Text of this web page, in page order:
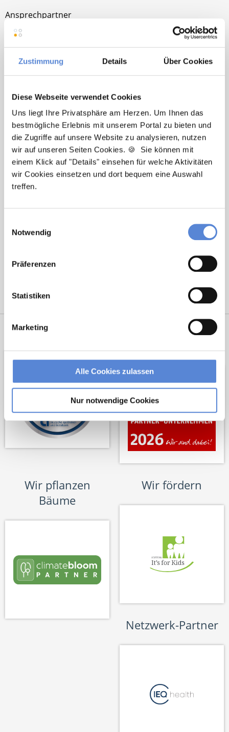
Zustimmung Details Über Cookies
Diese Webseite verwendet Cookies
Uns liegt Ihre Privatsphäre am Herzen. Um Ihnen das
bestmögliche Erlebnis mit unserem Portal zu bieten und
die Zugriffe auf unsere Website zu analysieren, nutzen
wir auf unseren Seiten Cookies. 🍪 Sie können mit
einem Klick auf "Details" einsehen für welche Aktivitäten
wir Cookies einsetzen und dort bequem eine Auswahl
treffen.
Notwendig
Präferenzen
Statistiken
Marketing
Alle Cookies zulassen
Nur notwendige Cookies
Ansprechpartner
Egal ob Berufsstart oder berufliche Veränderung –
ich begleite Sie auf dem Weg zu Ihrer neuen Stelle in
einer Hausarztpraxis. Kontaktieren Sie mich bei
Fragen jederzeit gerne!
Jetzt zur kostenlosen Stellenanfrage
Kontakt
Tel.: +49 (0) 521 / 911 730 33
Fax: +49 (0) 521 / 911 730 31
hallo@deutscherhausarztservice.de
Netzwerk-Partner
Wir sind
Wir pflanzen
Bäume
Wir fördern
Netzwerk-Partner